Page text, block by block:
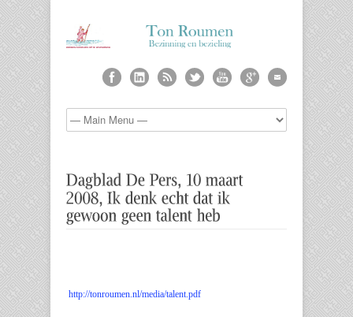
http://tonroumen.nl/media/talent.pdf